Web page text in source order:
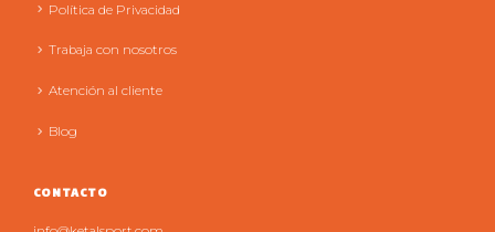
Política de Privacidad
Trabaja con nosotros
Atención al cliente
Blog
CONTACTO